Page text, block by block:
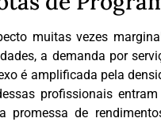
muitas vezes
a demanda por
é amplificada pela
profissionais
promessa de